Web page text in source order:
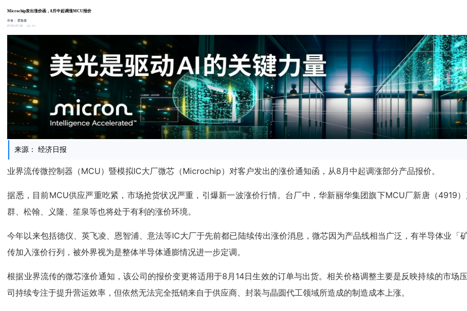
Microchip发出涨价函，8月中起调涨MCU报价
作者：爱集微
07-03 07:20
1.4w
来源： 经济日报
业界流传微控制器（MCU）暨模拟IC大厂微芯（Microchip）对客户发出的涨价通知函，从8月中起调涨部分产品报价。
据悉，目前MCU供应严重吃紧，市场抢货状况严重，引爆新一波涨价行情。台厂中，华新丽华集团旗下MCU厂新唐（4919
群、松翰、义隆、笙泉等也将处于有利的涨价环境。
今年以来包括德仪、英飞凌、恩智浦、意法等IC大厂于先前都已陆续传出涨价消息，微芯因为产品线相当广泛，有半导体业
传加入涨价行列，被外界视为是整体半导体通膨情况进一步定调。
根据业界流传的微芯涨价通知，该公司的报价变更将适用于8月14日生效的订单与出货。相关价格调整主要是反映持续的市场
司持续专注于提升营运效率，但依然无法完全抵销来自于供应商、封装与晶圆代工领域所造成的制造成本上涨。